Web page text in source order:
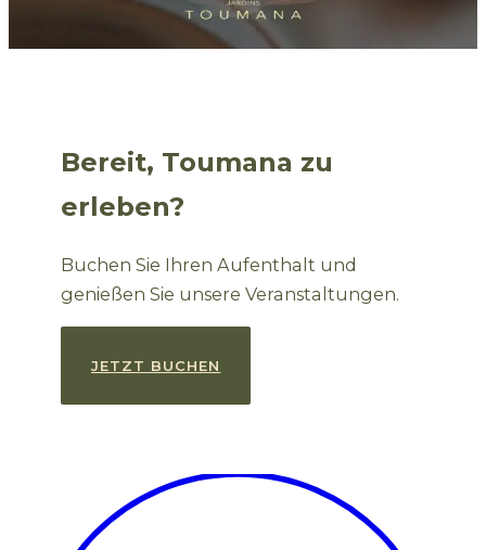
Bereit, Toumana zu
erleben?
Buchen Sie Ihren Aufenthalt und
genießen Sie unsere Veranstaltungen.
JETZT BUCHEN